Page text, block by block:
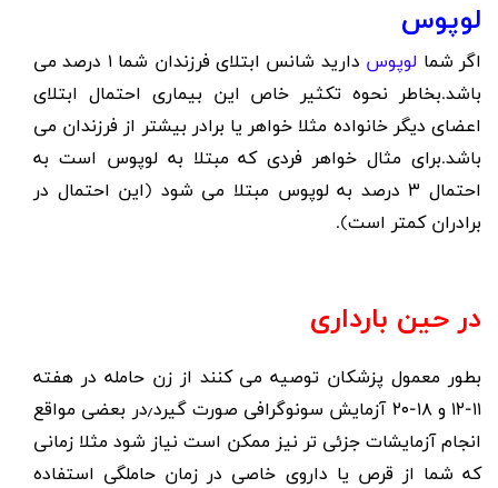
لوپوس
اگر شما لوپوس
دارید شانس ابتلای فرزندان شما ۱ درصد می
باشد.بخاطر نحوه تکثیر خاص این بیماری احتمال ابتلای
اعضای دیگر خانواده مثلا خواهر یا برادر بیشتر از فرزندان می
باشد.برای مثال خواهر فردی که مبتلا به لوپوس است به
احتمال ۳ درصد به لوپوس مبتلا می شود (این احتمال در
برادران کمتر است).
در حین بارداری
بطور معمول پزشکان توصیه می کنند از زن حامله در هفته
۱۱-۱۲ و ۱۸-۲۰ آزمایش سونوگرافی صورت گیرد٫در بعضی مواقع
انجام آزمایشات جزئی تر نیز ممکن است نیاز شود مثلا زمانی
که شما از قرص یا داروی خاصی در زمان حاملگی استفاده